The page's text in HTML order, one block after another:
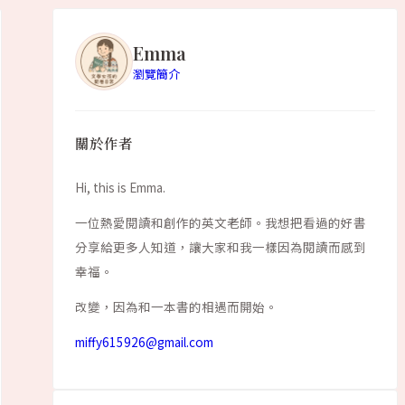
Emma
瀏覽簡介
關於作者
Hi, this is Emma.
一位熱愛閱讀和創作的英文老師。我想把看過的好書
分享給更多人知道，讓大家和我一樣因為閱讀而感到
幸福。
改變，因為和一本書的相遇而開始。
miffy615926@gmail.com